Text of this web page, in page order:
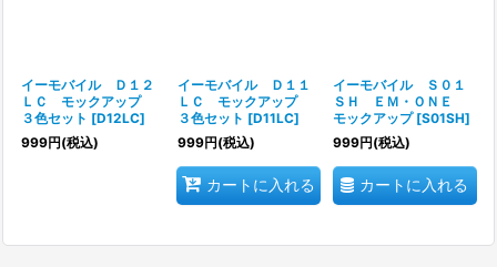
イーモバイル Ｄ１２
ＬＣ モックアップ
３色セット [D12LC]
999円(税込)
イーモバイル Ｄ１１
ＬＣ モックアップ
３色セット [D11LC]
999円(税込)
カートに入れる
イーモバイル Ｓ０１
ＳＨ ＥＭ・ＯＮＥ
モックアップ [S01SH]
999円(税込)
カートに入れる